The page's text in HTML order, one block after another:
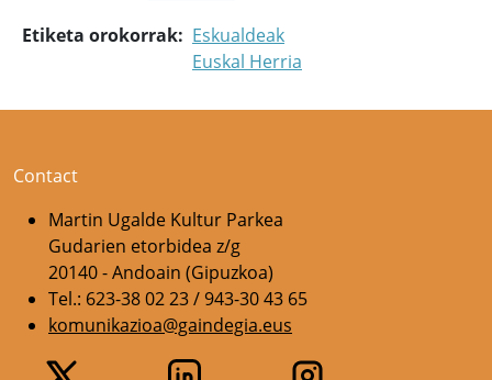
Etiketa orokorrak
Eskualdeak
Euskal Herria
Contact
Martin Ugalde Kultur Parkea
Gudarien etorbidea z/g
20140 - Andoain (Gipuzkoa)
Tel.: 623-38 02 23 / 943-30 43 65
komunikazioa@gaindegia.eus